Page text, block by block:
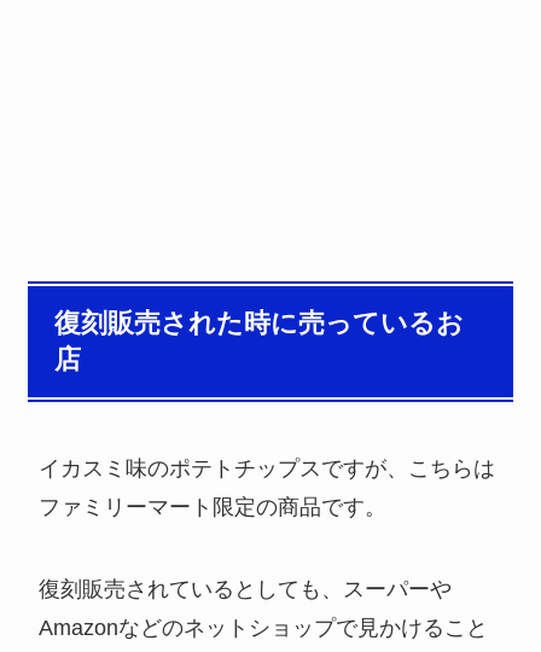
復刻販売された時に売っているお
店
イカスミ味のポテトチップスですが、こちらは
ファミリーマート限定の商品です。
復刻販売されているとしても、スーパーや
Amazonなどのネットショップで見かけること